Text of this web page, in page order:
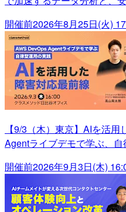
開催前2026年8月25日(火)
【9/3（木）東京】AIを活
Agentライブデモで学ぶ、
開催前2026年9月3日(木)